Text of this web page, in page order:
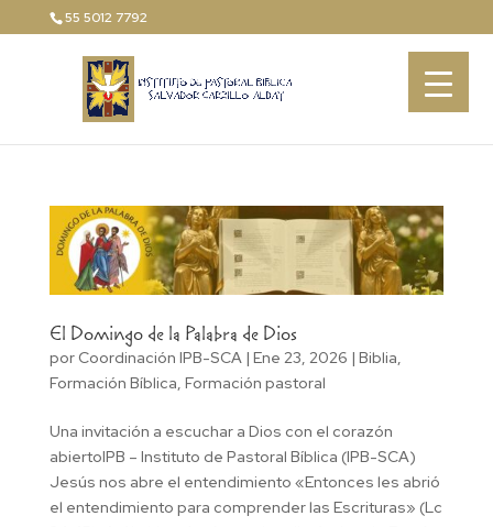
55 5012 7792
El Domingo de la Palabra de Dios
por Coordinación IPB-SCA| Ene 23, 2026 | Biblia,
Formación Bíblica, Formación pastoral
Una invitación a escuchar a Dios con el corazón
abiertoIPB – Instituto de Pastoral Bíblica (IPB-SCA)
Jesús nos abre el entendimiento «Entonces les abrió
el entendimiento para comprender las Escrituras» (Lc